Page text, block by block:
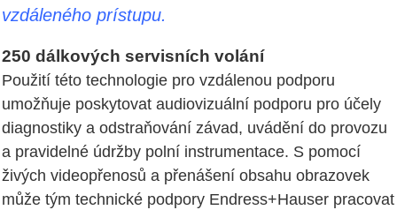
vzdáleného prístupu.
250 dálkových servisních volání
Použití této technologie pro vzdálenou podporu
umožňuje poskytovat audiovizuální podporu pro účely
diagnostiky a odstraňování závad, uvádění do provozu
a pravidelné údržby polní instrumentace. S pomocí
živých videopřenosů a přenášení obsahu obrazovek
může tým technické podpory Endress+Hauser pracovat